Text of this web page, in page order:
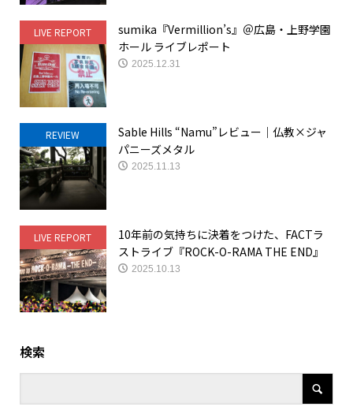
LIVE REPORT
sumika『Vermillion’s』＠広島・上野学園
ホール ライブレポート
2025.12.31
REVIEW
Sable Hills “Namu”レビュー｜仏教×ジャ
パニーズメタル
2025.11.13
LIVE REPORT
10年前の気持ちに決着をつけた、FACTラ
ストライブ『ROCK-O-RAMA THE END』
2025.10.13
検索